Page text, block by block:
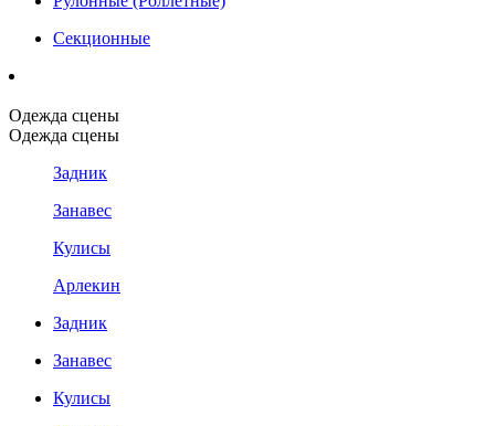
Секционные
Одежда сцены
Одежда сцены
Задник
Занавес
Кулисы
Арлекин
Задник
Занавес
Кулисы